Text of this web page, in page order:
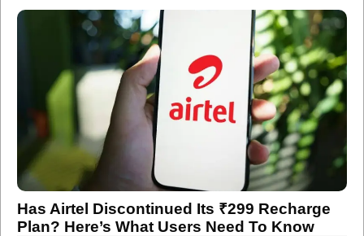
Has Airtel Discontinued Its ₹299 Recharge
Plan? Here’s What Users Need To Know